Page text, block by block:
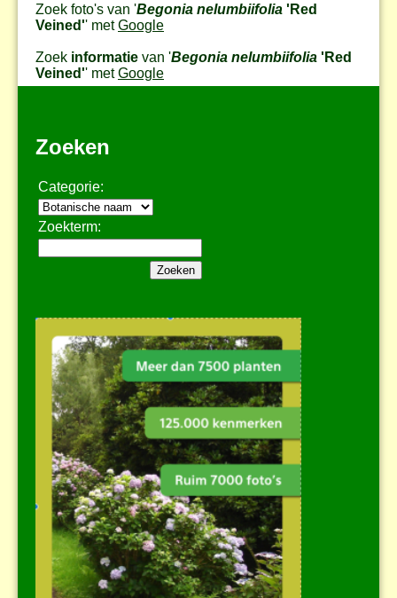
Zoek foto's van 'Begonia nelumbiifolia 'Red
Veined'' metGoogle
Zoek informatie van 'Begonia nelumbiifolia 'Red
Veined'' metGoogle
Zoeken
Categorie:
Zoekterm: